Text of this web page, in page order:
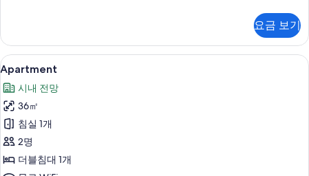
히
보
기
요금 보기
Apartment
사
진
모
두
보
기
Apartment | 저자극성 침구, 무료 미
11
Apartment
시내 전망
36㎡
침실 1개
2명
더블침대 1개